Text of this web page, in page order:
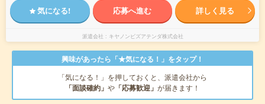
気になる! 応募へ進む 詳しく見る
派遣会社 キヤノンビズアテンダ株式会社
興味があったら「★気になる！」をタップ！
「気になる！」を押しておくと、派遣会社から
「面談確約」 や 「応募歓迎」 が届きます！